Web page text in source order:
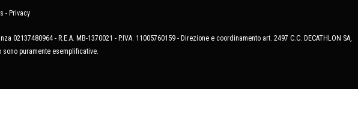
- Privacy
02137480964 - R.E.A. MB-1370021 - P.IVA. 11005760159 - Direzione e coordinamento art. 2497 C.C. DECATHLON SA,
puramente esemplificative.